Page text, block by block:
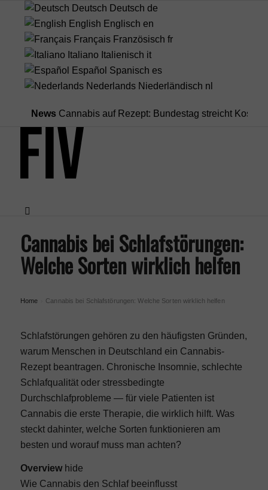
Deutsch Deutsch de
English Englisch en
Français Französisch fr
Italiano Italienisch it
Español Spanisch es
Nederlands Niederländisch nl
Cannabis auf Rezept: Bundestag streicht
Menü
Cannabis bei Schlafstörungen:
Welche Sorten wirklich helfen
Home Cannabis bei Schlafstörungen: Welche Sorten wirklich helfen
Schlafstörungen gehören zu den häufigsten Gründen,
warum Menschen in Deutschland ein Cannabis-
Rezept beantragen. Chronische Insomnie, schlechte
Schlafqualität oder stressbedingte
Durchschlafprobleme — für viele Patienten ist
Cannabis die erste Therapie, die wirklich hilft. Was
steckt dahinter, welche Sorten funktionieren am
besten und worauf muss man achten?
Overview hide
Wie Cannabis den Schlaf beeinflusst